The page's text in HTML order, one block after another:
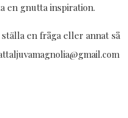
en gnutta inspiration.
en fråga eller annat så